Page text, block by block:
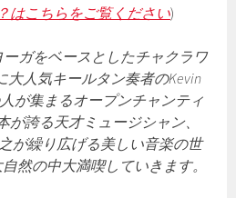
はこちらをご覧ください)
ーガをベースとしたチャクラワ
大人気キールタン奏者のKevin
が集まるオープンチャンティ
が誇る天才ミュージシャン、
が繰り広げる美しい音楽の世
然の中大満喫していきます。